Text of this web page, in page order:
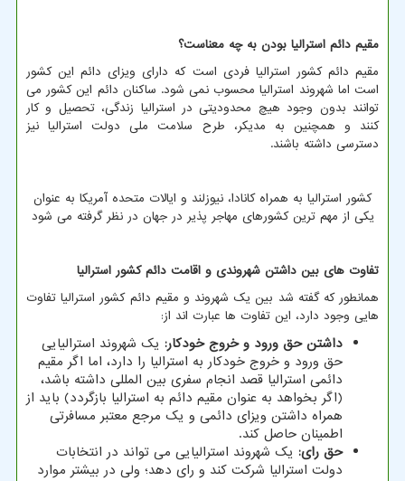
مقیم دائم استرالیا بودن به چه معناست؟
مقیم دائم کشور استرالیا فردی است که دارای ویزای دائم این کشور
است اما شهروند استرالیا محسوب نمی شود. ساکنان دائم این کشور می
توانند بدون وجود هیچ محدودیتی در استرالیا زندگی، تحصیل و کار
کنند و همچنین به مدیکر، طرح سلامت ملی دولت استرالیا نیز
دسترسی داشته باشند.
کشور استرالیا به همراه کانادا، نیوزلند و ایالات متحده آمریکا به عنوان
یکی از مهم ترین کشورهای مهاجر پذیر در جهان در نظر گرفته می شود
تفاوت های بین داشتن شهروندی و اقامت دائم کشور استرالیا
همانطور که گفته شد بین یک شهروند و مقیم دائم کشور استرالیا تفاوت
هایی وجود دارد، این تفاوت ها عبارت اند از:
داشتن حق ورود و خروج خودکار: یک شهروند استرالیایی
حق ورود و خروج خودکار به استرالیا را دارد، اما اگر مقیم
دائمی استرالیا قصد انجام سفری بین المللی داشته باشد،
(اگر بخواهد به عنوان مقیم دائم به استرالیا بازگردد) باید از
همراه داشتن ویزای دائمی و یک مرجع معتبر مسافرتی
اطمینان حاصل کند.
حق رای: یک شهروند استرالیایی می تواند در انتخابات
دولت استرالیا شرکت کند و رای دهد؛ ولی در بیشتر موارد